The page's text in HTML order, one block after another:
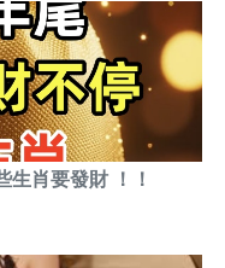
生肖要發財 ！！